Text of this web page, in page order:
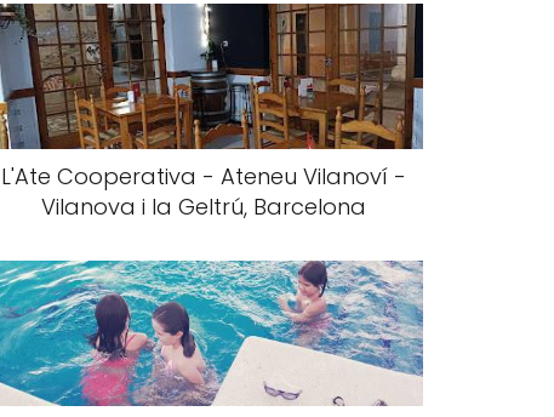
L'Ate Cooperativa - Ateneu Vilanoví -
Vilanova i la Geltrú, Barcelona